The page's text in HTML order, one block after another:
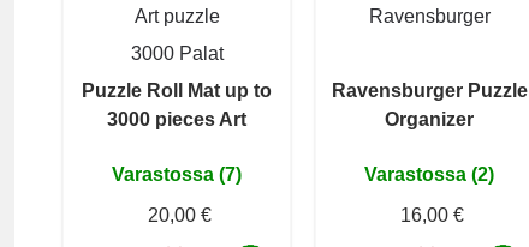
Art puzzle
3000 Palat
Puzzle Roll Mat up to
3000 pieces Art
Varastossa (7)
20,00 €
Ravensburger
Ravensburger Puzzle
Organizer
Varastossa (2)
16,00 €